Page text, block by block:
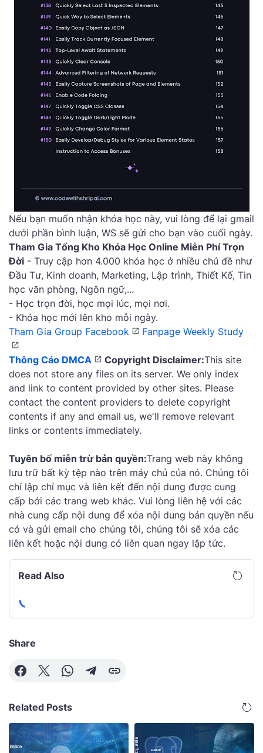
Nếu bạn muốn nhận khóa học này, vui lòng để lại gmail
dưới phần bình luận, WS sẽ gửi cho bạn vào cuối ngày.
Tham Gia Tổng Kho Khóa Học Online Miễn Phí Trọn
Đời - Truy cập hơn 4.000 khóa học ở nhiều chủ đề như
Đầu Tư, Kinh doanh, Marketing, Lập trình, Thiết Kế, Tin
học văn phòng, Ngôn ngữ,...
- Học trọn đời, học mọi lúc, mọi nơi.
- Khóa học mới lên kho mỗi ngày.
Tham Gia Group Facebook
Fanpage Weekly Study
Thông Cáo DMCA Copyright Disclaimer:This site
does not store any files on its server. We only index
and link to content provided by other sites. Please
contact the content providers to delete copyright
contents if any and email us, we'll remove relevant
links or contents immediately.
Tuyên bố miễn trừ bản quyền:Trang web này không
lưu trữ bất kỳ tệp nào trên máy chủ của nó. Chúng tôi
chỉ lập chỉ mục và liên kết đến nội dung được cung
cấp bởi các trang web khác. Vui lòng liên hệ với các
nhà cung cấp nội dung để xóa nội dung bản quyền nếu
có và gửi email cho chúng tôi, chúng tôi sẽ xóa các
liên kết hoặc nội dung có liên quan ngay lập tức.
Read Also
Share
Related Posts